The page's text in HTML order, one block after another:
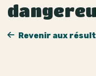
Revenir aux